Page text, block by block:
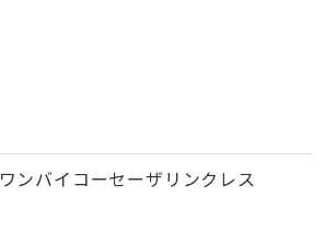
ワンバイコーセーザリンクレス